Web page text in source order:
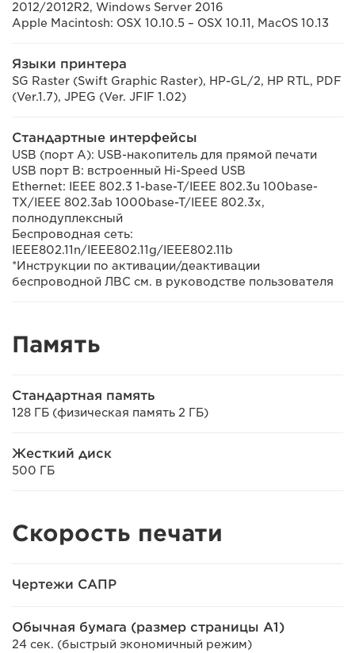
2012/2012R2, Windows Server 2016
Apple Macintosh: OSX 10.10.5 – OSX 10.11, MacOS 10.13
Языки принтера
SG Raster (Swift Graphic Raster), HP-GL/2, HP RTL, PDF
(Ver.1.7), JPEG (Ver. JFIF 1.02)
Стандартные интерфейсы
USB (порт A): USB-накопитель для прямой печати
USB порт B: встроенный Hi-Speed USB
Ethernet: IEEE 802.3 1-base-T/IEEE 802.3u 100base-
TX/IEEE 802.3ab 1000base-T/IEEE 802.3x,
полнодуплексный
Беспроводная сеть:
IEEE802.11n/IEEE802.11g/IEEE802.11b
*Инструкции по активации/деактивации
беспроводной ЛВС см. в руководстве пользователя
Память
Стандартная память
128 ГБ (физическая память 2 ГБ)
Жесткий диск
500 ГБ
Скорость печати
Чертежи САПР
Обычная бумага (размер страницы A1)
24 сек. (быстрый экономичный режим)